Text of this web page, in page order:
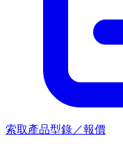
索取產品型錄／報價